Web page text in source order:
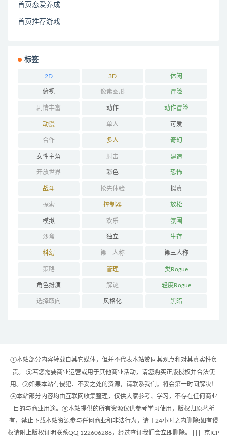
首页恋爱养成
首页推荐游戏
标签
2D 3D 休闲
俯视 像素图形 冒险
剧情丰富 动作 动作冒险
动漫 单人 可爱
合作 多人 奇幻
女性主角 射击 建造
开放世界 彩色 恐怖
战斗 抢先体验 拟真
探索 控制器 放松
模拟 欢乐 氛围
沙盒 独立 生存
科幻 第一人称 第三人称
策略 管理 类Rogue
角色扮演 解谜 轻度Rogue
选择取向 风格化 黑暗
①本站部分内容转载自其它媒体，但并不代表本站赞同其观点和对其真实性负
责。 ②若您需要商业运营或用于其他商业活动，请您购买正版授权并合法使
用。③如果本站有侵犯、不妥之处的资源，请联系我们。将会第一时间解决！
④本站部分内容均由互联网收集整理，仅供大家参考、学习，不存在任何商业
目的与商业用途。⑤本站提供的所有资源仅供参考学习使用，版权归原著所
有，禁止下载本站资源参与任何商业和非法行为，请于24小时之内删除!如有侵
权请附上版权证明联系QQ 122606286，经过查证我们会立即删除。 | |
京ICP